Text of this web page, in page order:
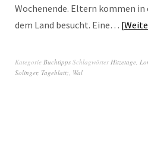
Wochenende. Eltern kommen in
dem Land besucht. Eine…
Kategorie Buchtipps SchlagwörterHitzetage,
Solinger, Tageblatt;, Wal